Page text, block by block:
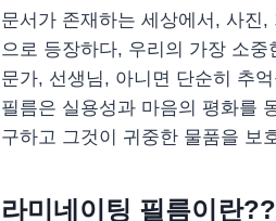
문서가 존재하는 세상에서, 사진
으로 등장하다, 우리의 가장 소
문가, 선생님, 아니면 단순히 추
필름은 실용성과 마음의 평화를
구하고 그것이 귀중한 물품을 보
라미네이팅 필름이란??